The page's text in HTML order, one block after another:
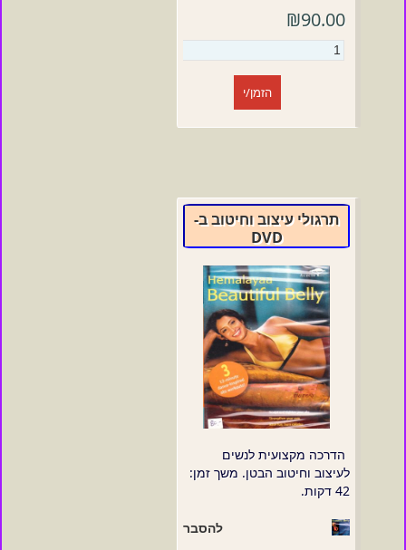
₪90.00
הזמן/י
תרגולי עיצוב וחיטוב ב-
DVD
הדרכה מקצועית לנשים
לעיצוב וחיטוב הבטן. משך זמן:
42 דקות.
להסבר